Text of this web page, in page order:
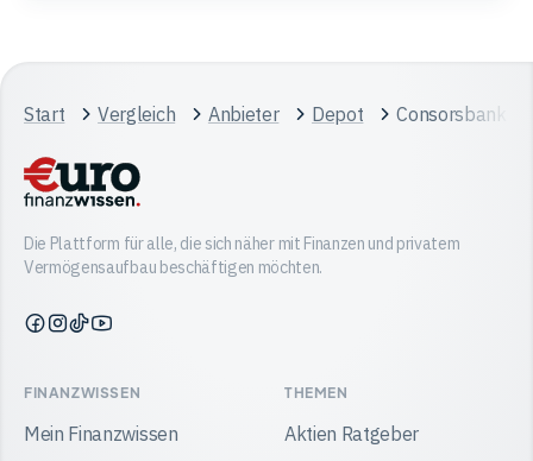
Start Vergleich Anbieter Depot Consorsbank
Die Plattform für alle, die sich näher mit Finanzen und privatem
Vermögensaufbau beschäftigen möchten.
Finanzwissen
Facebook
Finanzwissen
Instagram
Finanzwissen
TikTok
Finanzwissen
YouTube
FINANZWISSEN
Mein Finanzwissen
THEMEN
Aktien Ratgeber